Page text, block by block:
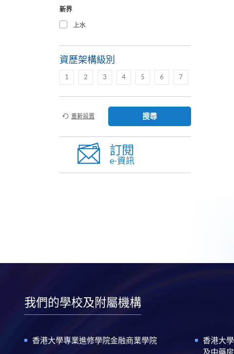
新界
上水
資歷架構級別
1 2 3 4 5 6 7
重新設置 搜尋
訂閱
e-資訊
我們的學校及附屬機構
香港大學專業進修學院金融商業學院
香港大
及中藥房